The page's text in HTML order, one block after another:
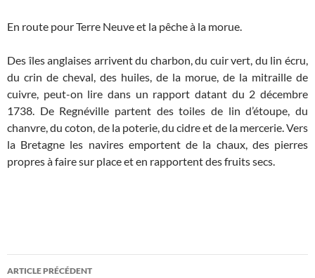
En route pour Terre Neuve et la pêche à la morue.
Des îles anglaises arrivent du charbon, du cuir vert, du lin écru,
du crin de cheval, des huiles, de la morue, de la mitraille de
cuivre, peut-on lire dans un rapport datant du 2 décembre
1738. De Regnéville partent des toiles de lin d’étoupe, du
chanvre, du coton, de la poterie, du cidre et de la mercerie. Vers
la Bretagne les navires emportent de la chaux, des pierres
propres à faire sur place et en rapportent des fruits secs.
Navigation
ARTICLE PRÉCÉDENT